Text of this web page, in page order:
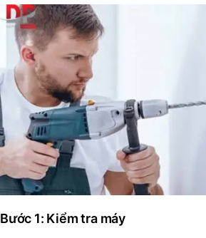
Bước 1: Kiểm tra máy